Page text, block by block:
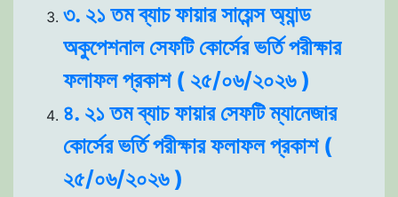
৩. ২১ তম ব্যাচ ফায়ার সায়েন্স অ্যান্ড
অকুপেশনাল সেফটি কোর্সের ভর্তি পরীক্ষার
ফলাফল প্রকাশ ( ২৫/০৬/২০২৬ )
৪. ২১ তম ব্যাচ ফায়ার সেফটি ম্যানেজার
কোর্সের ভর্তি পরীক্ষার ফলাফল প্রকাশ (
২৫/০৬/২০২৬ )